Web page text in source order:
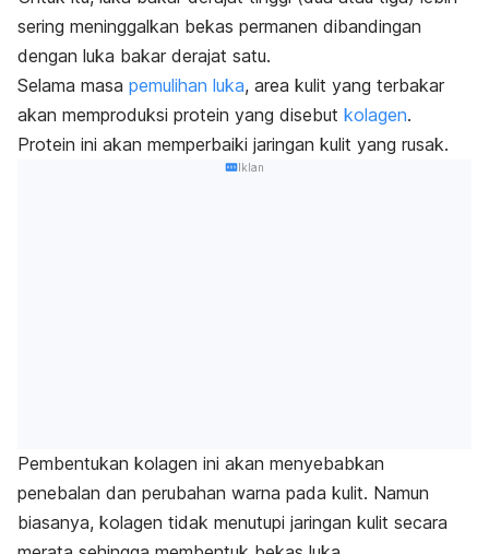
sering meninggalkan bekas permanen dibandingan
dengan luka bakar derajat satu.
Selama masa pemulihan luka, area kulit yang terbakar
akan memproduksi protein yang disebut kolagen.
Protein ini akan memperbaiki jaringan kulit yang rusak.
Iklan
Pembentukan kolagen ini akan menyebabkan
penebalan dan perubahan warna pada kulit. Namun
biasanya, kolagen tidak menutupi jaringan kulit secara